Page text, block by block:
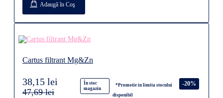
Adaugă în Coş
Cartus filtrant Mg&Zn
În stoc
magazin
*Promotie in limita stocului
disponibil
-20%
38,15 lei
47,69 lei